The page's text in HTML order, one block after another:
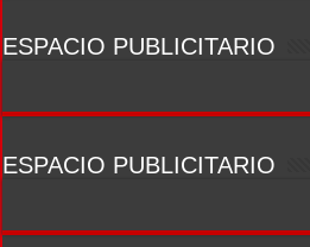
ESPACIO PUBLICITARIO
ESPACIO PUBLICITARIO